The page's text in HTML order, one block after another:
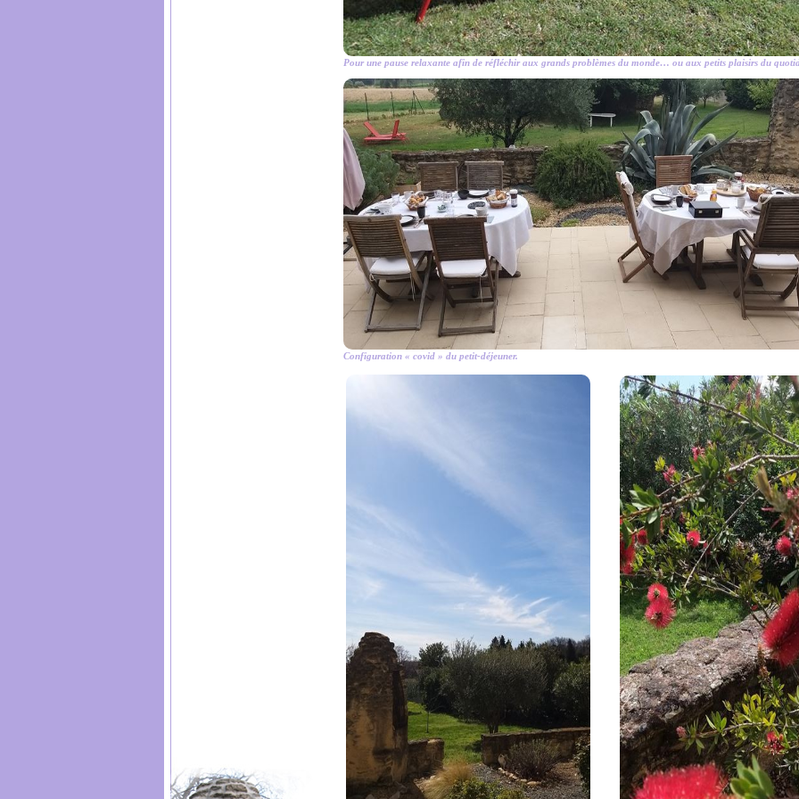
Pour une pause relaxante afin de réfléchir aux grands problèmes du monde… ou aux petits plaisirs du
Configuration « covid » du petit-déjeuner.